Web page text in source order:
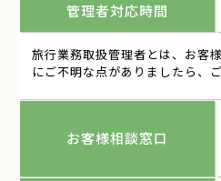
管理者対応時間
旅行業務取扱管理者とは、お客
にご不明な点がありましたら、
お客様相談窓口